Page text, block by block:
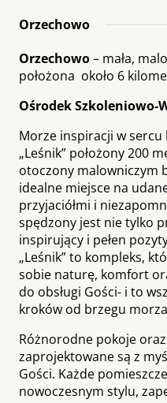
Orzechowo
Orzechowo– mała,
położona około 6
Ośrodek Szkoleniowo-
Morze inspiracji w
„Leśnik” położony 200
otoczony malowniczym
idealne miejsce na
przyjaciółmi i
spędzony jest nie tylko
inspirujący i pełen
„Leśnik” to kompleks,
sobie naturę, komfort
do obsługi Gości- i to
kroków od brzegu
Różnorodne pokoje
zaprojektowane są z
Gości. Każde
nowoczesnym stylu,